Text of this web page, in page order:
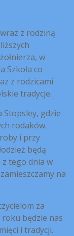
z rodziną
w
Szkoła co
z rodzicami
tradycje.
gdzie
rodaków.
i przy
będą
z tego dnia w
na
za
roku będzie nas
i tradycji.